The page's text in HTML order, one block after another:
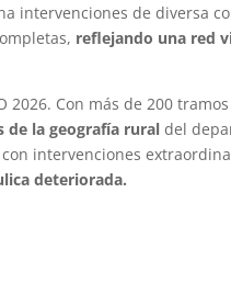
intervenciones de diversa
reflejando una red
2026. Con más de 200
la geografía rural del
intervenciones
deteriorada.